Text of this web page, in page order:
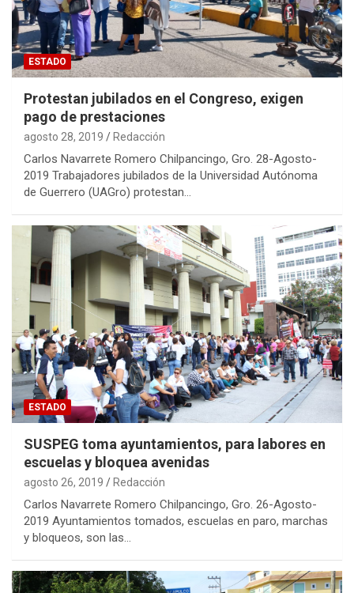
ESTADO
Protestan jubilados en el Congreso, exigen
pago de prestaciones
agosto 28, 2019 Redacción
Carlos Navarrete Romero Chilpancingo, Gro. 28-Agosto-
2019 Trabajadores jubilados de la Universidad Autónoma
de Guerrero (UAGro) protestan…
ESTADO
SUSPEG toma ayuntamientos, para labores en
escuelas y bloquea avenidas
agosto 26, 2019 Redacción
Carlos Navarrete Romero Chilpancingo, Gro. 26-Agosto-
2019 Ayuntamientos tomados, escuelas en paro, marchas
y bloqueos, son las…